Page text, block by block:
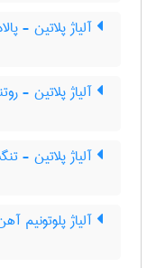
آلیاژ پلاتین -
آلیاژ پلاتین -
آلیاژ پلاتین -
آلیاژ پلوتونیم